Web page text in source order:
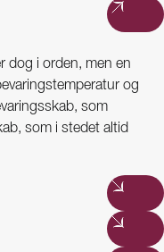
dog i orden, men en
og
som
som i stedet altid